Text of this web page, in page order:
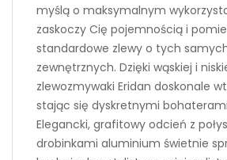
myślą o maksymalnym
zaskoczy Cię pojemnością i
standardowe zlewy o tych
zewnętrznych. Dzięki wąskiej i
zlewozmywaki Eridan doskonale
stając się dyskretnymi
Elegancki, grafitowy odcień z
drobinkami aluminium świetnie